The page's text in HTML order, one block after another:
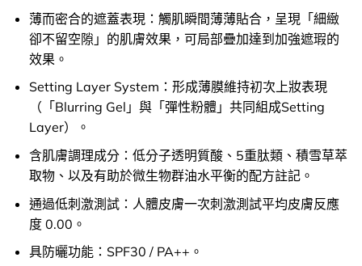
薄而密合的遮蓋表現：觸肌瞬間薄薄貼合，呈現「細緻
卻不留空隙」的肌膚效果，可局部疊加達到加強遮瑕的
效果。
Setting Layer System：形成薄膜維持初次上妝表現
（「Blurring Gel」與「彈性粉體」共同組成Setting
Layer）。
含肌膚調理成分：低分子透明質酸、5重肽類、積雪草萃
取物、以及有助於微生物群油水平衡的配方註記。
通過低刺激測試：人體皮膚一次刺激測試平均皮膚反應
度 0.00。
具防曬功能：SPF30 / PA++。